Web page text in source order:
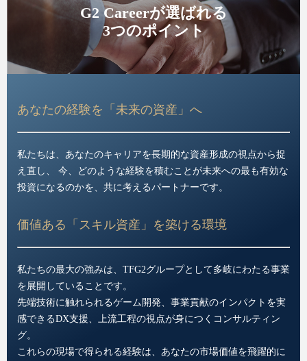
G2 Careerが選ばれる
3つのポイント
あなたの経験を「未来の資産」へ
私たちは、あなたのキャリアを長期的な資産形成の視点から捉
え直し、 今、どのような経験を積むことが未来への最も有効な
投資になるのかを、共に考えるパートナーです。
価値ある「スキル資産」を築ける環境
私たちの最大の強みは、TFG2グループとして多岐にわたる事業
を展開していることです。
先端技術に触れられるゲーム開発、事業貢献のインパクトを実
感できるDX支援、上流工程の視点が身につくコンサルティン
グ。
これらの現場で得られる経験は、あなたの市場価値を飛躍的に